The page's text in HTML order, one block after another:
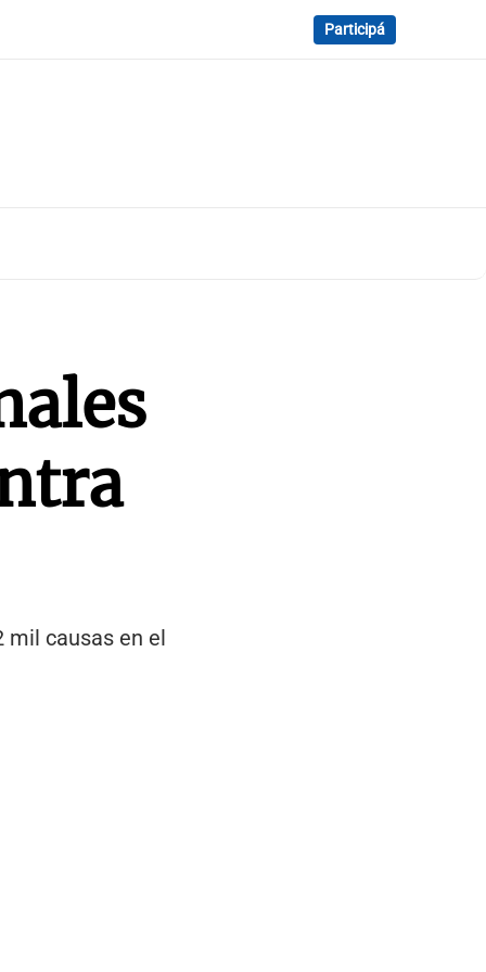
Participá
causas en el